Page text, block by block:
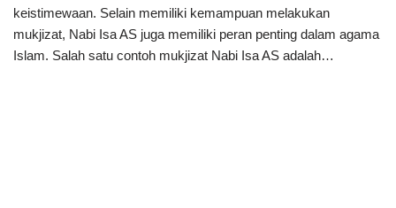
keistimewaan. Selain memiliki kemampuan melakukan
mukjizat, Nabi Isa AS juga memiliki peran penting dalam agama
Islam. Salah satu contoh mukjizat Nabi Isa AS adalah…